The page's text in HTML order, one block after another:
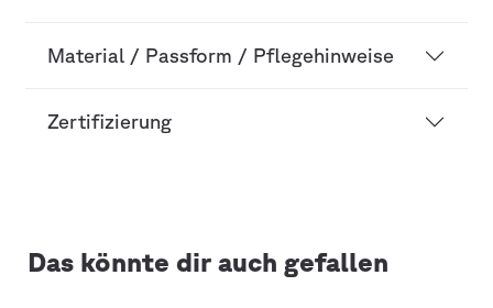
Material / Passform / Pflegehinweise
Zertifizierung
Das könnte dir auch gefallen